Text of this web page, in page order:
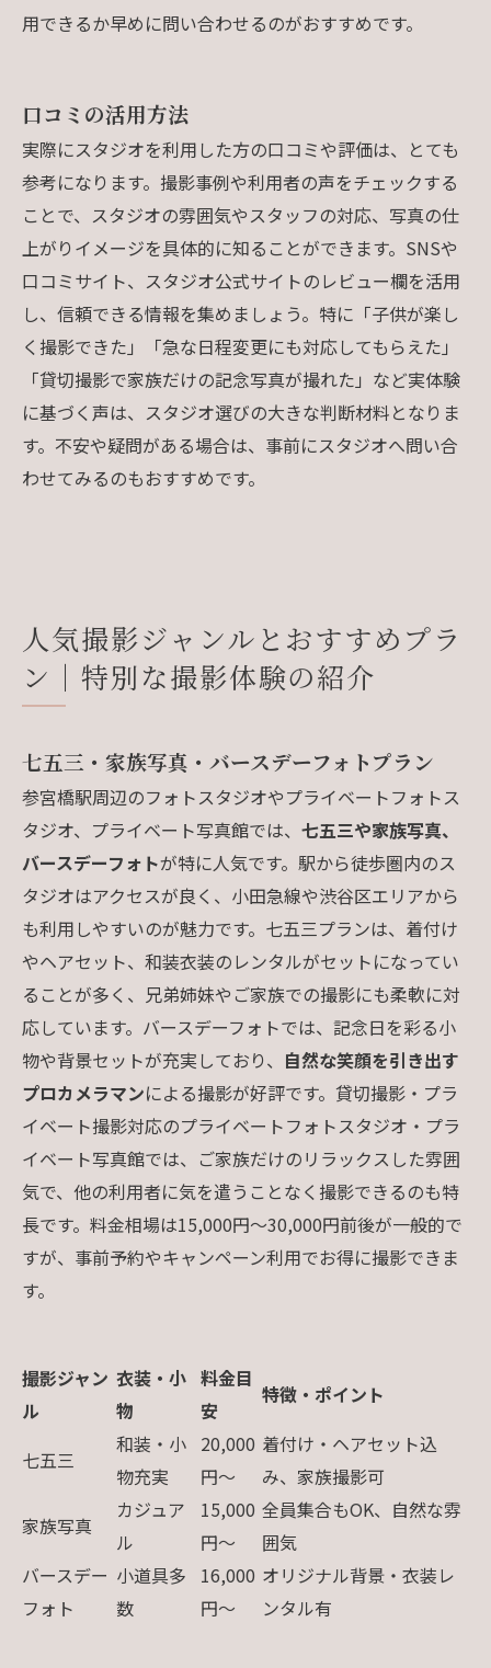
用できるか早めに問い合わせるのがおすすめです。
口コミの活用方法
実際にスタジオを利用した方の口コミや評価は、とても
参考になります。撮影事例や利用者の声をチェックする
ことで、スタジオの雰囲気やスタッフの対応、写真の仕
上がりイメージを具体的に知ることができます。SNSや
口コミサイト、スタジオ公式サイトのレビュー欄を活用
し、信頼できる情報を集めましょう。特に「子供が楽し
く撮影できた」「急な日程変更にも対応してもらえた」
「貸切撮影で家族だけの記念写真が撮れた」など実体験
に基づく声は、スタジオ選びの大きな判断材料となりま
す。不安や疑問がある場合は、事前にスタジオへ問い合
わせてみるのもおすすめです。
人気撮影ジャンルとおすすめプラ
ン｜特別な撮影体験の紹介
七五三・家族写真・バースデーフォトプラン
参宮橋駅周辺のフォトスタジオやプライベートフォトス
タジオ、プライベート写真館では、 七五三や家族写真、
バースデーフォトが特に人気です。駅から徒歩圏内のス
タジオはアクセスが良く、小田急線や渋谷区エリアから
も利用しやすいのが魅力です。七五三プランは、着付け
やヘアセット、和装衣装のレンタルがセットになってい
ることが多く、兄弟姉妹やご家族での撮影にも柔軟に対
応しています。バースデーフォトでは、記念日を彩る小
物や背景セットが充実しており、 自然な笑顔を引き出す
プロカメラマンによる撮影が好評です。貸切撮影・プラ
イベート撮影対応のプライベートフォトスタジオ・プラ
イベート写真館では、ご家族だけのリラックスした雰囲
気で、他の利用者に気を遣うことなく撮影できるのも特
長です。料金相場は15,000円〜30,000円前後が一般的で
すが、事前予約やキャンペーン利用でお得に撮影できま
す。
撮影ジャン
ル
衣装・小
物
料金目
安
特徴・ポイント
七五三
和装・小
物充実
20,000
円〜
着付け・ヘアセット込
み、家族撮影可
家族写真
カジュア
ル
15,000
円〜
全員集合もOK、自然な雰
囲気
バースデー
フォト
小道具多
数
16,000
円〜
オリジナル背景・衣装レ
ンタル有